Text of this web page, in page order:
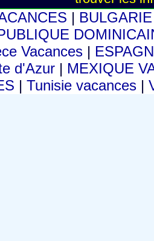
|
Vacances |
d'Azur | MEXIQUE
|Tunisie vacances |